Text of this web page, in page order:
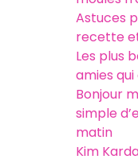
Astuces
recette
Les plus
amies
Bonjour
simple
matin
Kim